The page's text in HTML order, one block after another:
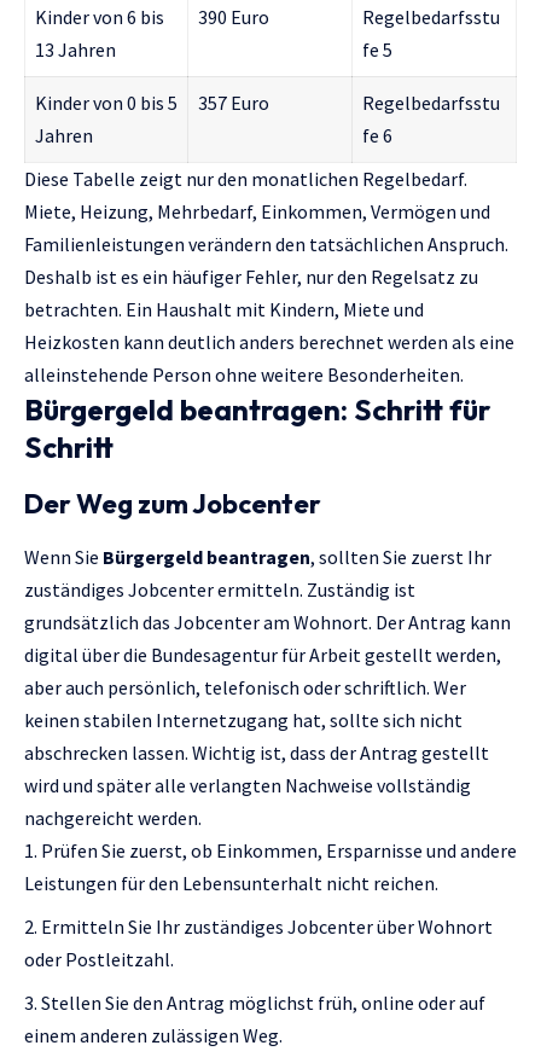
Kinder von 6 bis
13 Jahren
390 Euro
Regelbedarfsstu
fe 5
Kinder von 0 bis 5
Jahren
357 Euro
Regelbedarfsstu
fe 6
Diese Tabelle zeigt nur den monatlichen Regelbedarf.
Miete, Heizung, Mehrbedarf, Einkommen, Vermögen und
Familienleistungen verändern den tatsächlichen Anspruch.
Deshalb ist es ein häufiger Fehler, nur den Regelsatz zu
betrachten. Ein Haushalt mit Kindern, Miete und
Heizkosten kann deutlich anders berechnet werden als eine
alleinstehende Person ohne weitere Besonderheiten.
Bürgergeld beantragen: Schritt für
Schritt
Der Weg zum Jobcenter
Wenn Sie Bürgergeld beantragen, sollten Sie zuerst Ihr
zuständiges Jobcenter ermitteln. Zuständig ist
grundsätzlich das Jobcenter am Wohnort. Der Antrag kann
digital über die Bundesagentur für Arbeit gestellt werden,
aber auch persönlich, telefonisch oder schriftlich. Wer
keinen stabilen Internetzugang hat, sollte sich nicht
abschrecken lassen. Wichtig ist, dass der Antrag gestellt
wird und später alle verlangten Nachweise vollständig
nachgereicht werden.
Prüfen Sie zuerst, ob Einkommen, Ersparnisse und andere
Leistungen für den Lebensunterhalt nicht reichen.
Ermitteln Sie Ihr zuständiges Jobcenter über Wohnort
oder Postleitzahl.
Stellen Sie den Antrag möglichst früh, online oder auf
einem anderen zulässigen Weg.